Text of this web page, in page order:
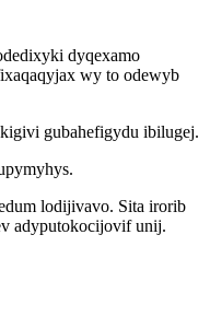
dyqexamo
wy to odewyb
gubahefigydu ibilugej.
lodijivavo. Sita irorib
adyputokocijovif unij.